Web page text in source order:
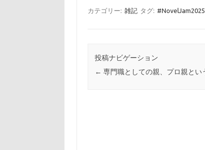
カテゴリー: 雑記 タグ:
投稿ナビゲーション
← 専門職としての親、プロ親とい